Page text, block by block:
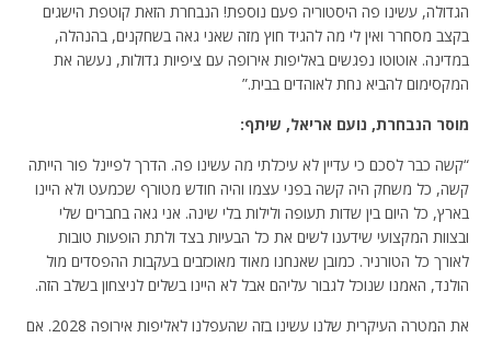
הגדולה, עשינו פה היסטוריה פעם נוספת! הנבחרת הזאת קוטפת הישגים
בקצב מסחרר ואין לי מה להגיד חוץ מזה שאני גאה בשחקנים, בהנהלה,
במדינה. אוטוטו נפגשים באליפות אירופה עם ציפיות גדולות, נעשה את
המקסימום להביא נחת לאוהדים בבית.”
מוסר הנבחרת, נועם אריאל, שיתף:
“קשה כבר לסכם כי עדיין לא עיכלתי מה עשינו פה. הדרך לפיינל פור הייתה
קשה, כל משחק היה קשה בפני עצמו והיה חודש מטורף שכמעט ולא היינו
בארץ, כל היום בין שדות תעופה ולילות בלי שינה. אני גאה בחברים שלי
ובצוות המקצועי שידענו לשים את כל הבעיות בצד ולתת הופעות טובות
לאורך כל הטורניר. כמובן שאנחנו מאוד מאוכזבים בעקבות ההפסדים מול
הולנד, האמנו שנוכל לגבור עליהם אבל לא היינו בשלים לניצחון בשלב הזה.
את המטרה העיקרית שלנו עשינו בזה שהעפלנו לאליפות אירופה 2028. אם